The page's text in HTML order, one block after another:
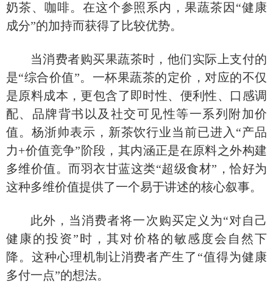
奶茶、咖啡。在这个参照系内，果蔬茶因 “健康
成分”的加持而获得了比较优势。
当消费者购买果蔬茶时，他们实际上支付的
是“综合价值”。一杯果蔬茶的定价，对应的不仅
是原料成本，更包含了即时性、便利性、口感调
配、品牌背书以及社交可见性等一系列附加价
值。杨浙帅表示，新茶饮行业当前已进入“产品
力+价值竞争”阶段，其内涵正是在原料之外构建
多维价值。而羽衣甘蓝这类“超级食材”，恰好为
这种多维价值提供了一个易于讲述的核心叙事。
此外，当消费者将一次购买定义为“对自己
健康的投资”时，其对价格的敏感度会自然下
降。这种心理机制让消费者产生了“值得为健康
多付一点”的想法。